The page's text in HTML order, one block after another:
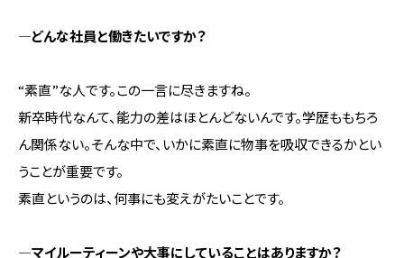
―どんな社員と働きたいですか？
“素直”な人です。この一言に尽きますね。
新卒時代なんて、能力の差はほとんどないんです。学歴ももちろ
ん関係ない。そんな中で、いかに素直に物事を吸収できるかとい
うことが重要です。
素直というのは、何事にも変えがたいことです。
―マイルーティーンや大事にしていることはありますか？